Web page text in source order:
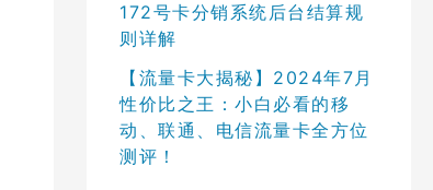
172号卡分销系统后台结算规
则详解
【流量卡大揭秘】2024年7月
性价比之王：小白必看的移
动、联通、电信流量卡全方位
测评！